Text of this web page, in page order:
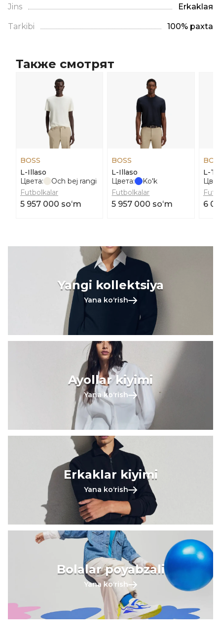
Jins Erkaklая
Tarkibi 100% paxta
Также смотрят
BOSS
L-Illaso
Цвета:
Och bej rangi
Futbolkalar
5 957 000 soʻm
BOSS
L-Illaso
Цвета:
Ko'k
Futbolkalar
5 957 000 soʻm
L-
6
Yangi kollektsiya
Yana koʻrish
Ayollar kiyimi
Yana koʻrish
Erkaklar kiyimi
Yana koʻrish
Bolalar poyabzali
Yana koʻrish